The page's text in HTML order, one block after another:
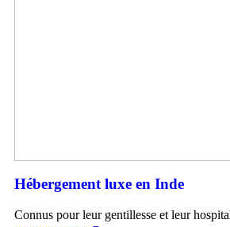
Hébergement luxe en Inde
Connus pour leur gentillesse et leur